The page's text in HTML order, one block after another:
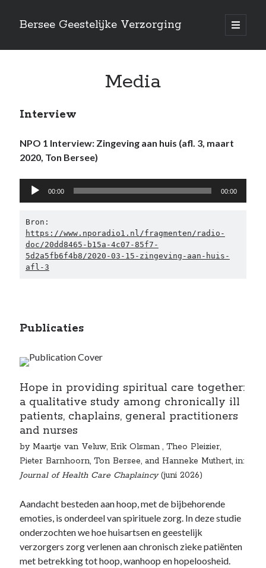
Bersee Geestelijke Verzorging
open
primair
Zijbalk
Dr.
Mail naar info@tonbersee.nl
Media
Interview
NPO 1 Interview: Zingeving aan huis (afl. 3, maart
2020, Ton Bersee)
Audiospeler
00:00 00:00
https://www.nporadio1.nl/fragmenten/radio-
doc/20dd8465-b15a-4c07-85f7-
5d2a5fb6f4b8/2020-03-15-zingeving-aan-huis-
afl-3
Publicaties
Hope in providing spiritual care together:
a qualitative study among chronically ill
patients, chaplains, general practitioners
and nurses
by Maartje van Veluw, Erik Olsman , Theo Pleizier,
Pieter Barnhoorn, Ton Bersee, and Hanneke Muthert, in:
Journal of Health Care Chaplaincy(juni 2026)
Aandacht besteden aan hoop, met de bijbehorende
emoties, is onderdeel van spirituele zorg. In deze studie
onderzochten we hoe huisartsen en geestelijk
verzorgers zorg verlenen aan chronisch zieke patiënten
met betrekking tot hoop, wanhoop en hopeloosheid.